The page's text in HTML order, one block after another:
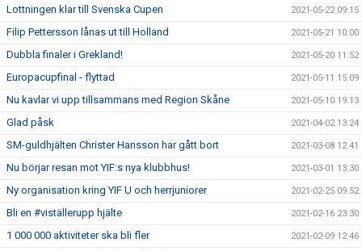
Lottningen klar till Svenska Cupen 2021-05-22 09:15
Filip Pettersson lånas ut till Holland 2021-05-21 10:00
Dubbla finaler i Grekland! 2021-05-20 11:52
Europacupfinal - flyttad 2021-05-11 15:09
Nu kavlar vi upp tillsammans med Region Skåne 2021-05-10 19:13
Glad påsk 2021-04-02 13:24
SM-guldhjälten Christer Hansson har gått bort 2021-03-08 12:41
Nu börjar resan mot YIF:s nya klubbhus! 2021-03-01 13:30
Ny organisation kring YIF U och herrjuniorer 2021-02-25 09:52
Bli en #viställerupp hjälte 2021-02-16 23:30
1 000 000 aktiviteter ska bli fler 2021-02-09 12:46